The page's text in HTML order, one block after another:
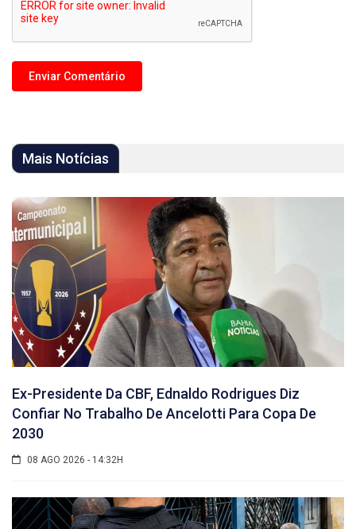
Mais Notícias
Ex-Presidente Da CBF, Ednaldo Rodrigues Diz
Confiar No Trabalho De Ancelotti Para Copa De
2030
08 AGO 2026 - 14:32H